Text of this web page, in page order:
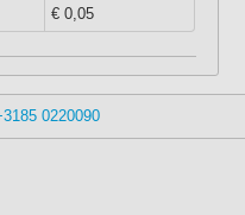
€ 0,05
0220090